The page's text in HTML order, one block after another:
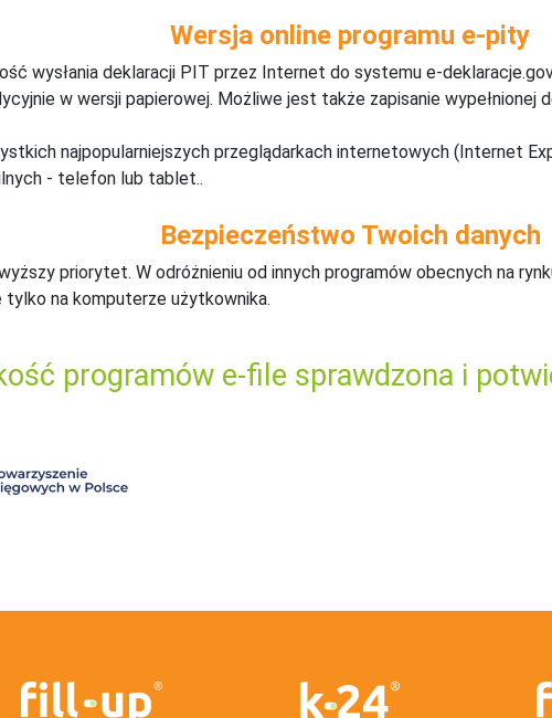
Wersja online programu e-pity
wysłania deklaracji PIT przez Internet do systemu e-
w wersji papierowej. Możliwe jest także zapisanie wypełnionej
najpopularniejszych przeglądarkach internetowych (Internet
- telefon lub tablet..
Bezpieczeństwo Twoich danych
priorytet. W odróżnieniu od innych programów obecnych na
na komputerze użytkownika.
programów e-file sprawdzona i